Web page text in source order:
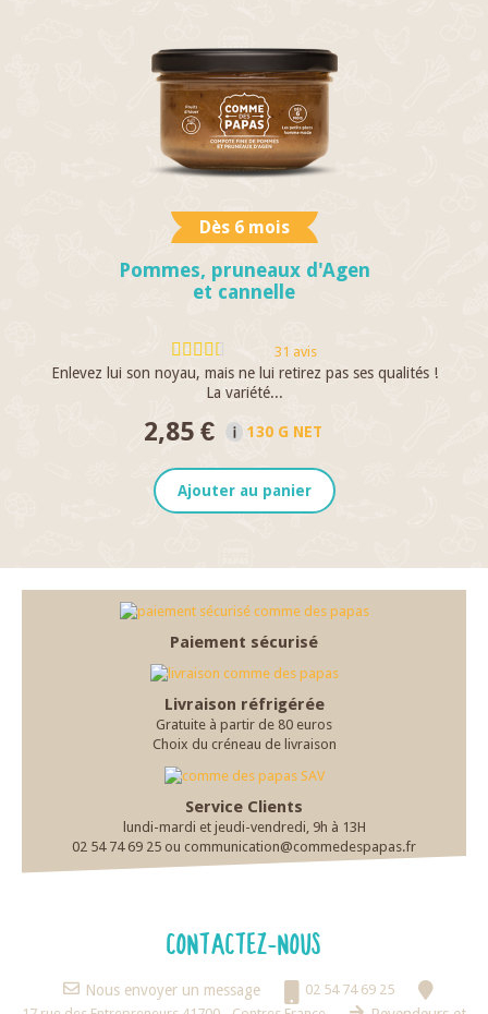
Dès 6 mois
Pommes, pruneaux d'Agen
et cannelle
31 avis
Enlevez lui son noyau, mais ne lui retirez pas ses qualités !
La variété...
2,85 € 130 G NET
Ajouter au panier
Paiement sécurisé
Livraison réfrigérée
Gratuite à partir de 80 euros
Choix du créneau de livraison
Service Clients
lundi-mardi et jeudi-vendredi, 9h à 13H
02 54 74 69 25 ou communication@commedespapas.fr
CONTACTEZ-NOUS
Nous envoyer un message
02 54 74 69 25